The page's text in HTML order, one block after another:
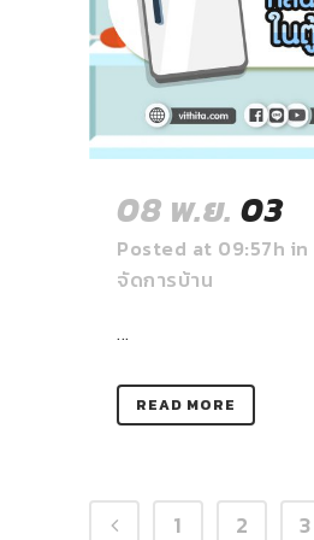
08 พ.ย. 03
Posted at 09:57h in
จัดการบ้าน
...
READ MORE
1 2 3